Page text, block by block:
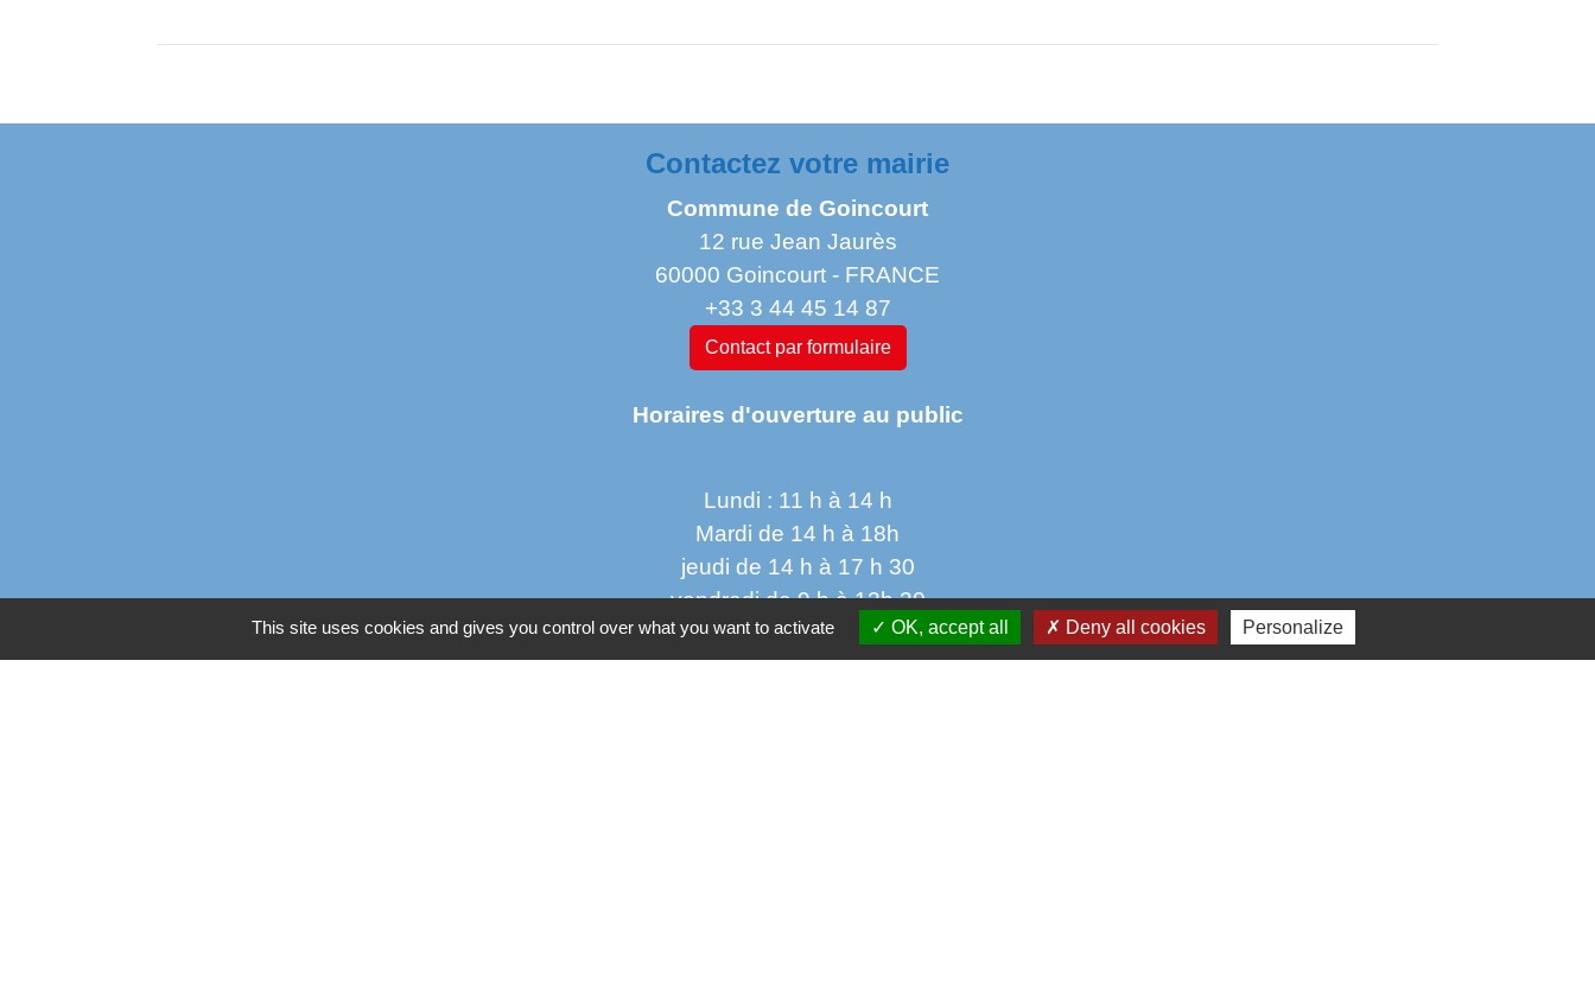
Contactez votre mairie
Commune de Goincourt
12 rue Jean Jaurès
60000 Goincourt - FRANCE
+33 3 44 45 14 87
Contact par formulaire
Horaires d'ouverture au public
Lundi : 11 h à 14 h
Mardi de 14 h à 18h
jeudi de 14 h à 17 h 30
vendredi de 9 h à 12h 30
This site uses cookies and gives you control over what you want to activate OK, accept all Deny all cookies Personalize